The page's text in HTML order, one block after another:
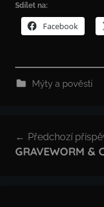
Sdílet na:
Facebook
Mýty a pověsti
pro
Předchozí
GRAVEWORM &